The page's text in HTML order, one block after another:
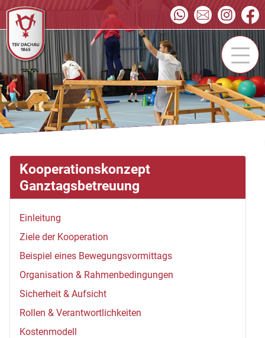
Kooperationskonzept
Ganztagsbetreuung
Einleitung
Ziele der Kooperation
Beispiel eines Bewegungsvormittags
Organisation & Rahmenbedingungen
Sicherheit & Aufsicht
Rollen & Verantwortlichkeiten
Kostenmodell